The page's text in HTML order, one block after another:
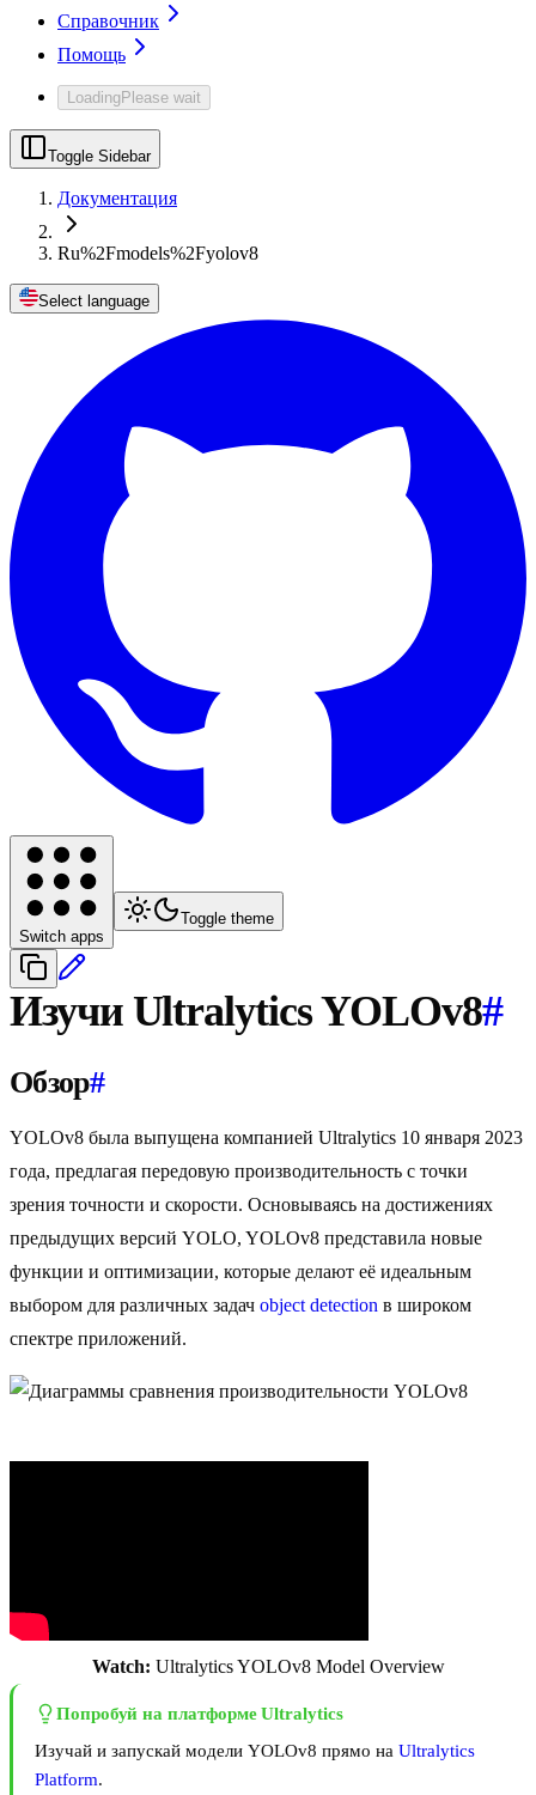
Справочник
Помощь
LoadingPlease wait
Toggle Sidebar
Документация
Ru%2Fmodels%2Fyolov8
Select language
Switch apps
Toggle theme
Изучи Ultralytics YOLOv8#
Обзор#
YOLOv8 была выпущена компанией Ultralytics 10 января 2023
года, предлагая передовую производительность с точки
зрения точности и скорости. Основываясь на достижениях
предыдущих версий YOLO, YOLOv8 представила новые
функции и оптимизации, которые делают её идеальным
выбором для различных задач object detection в широком
спектре приложений.
Watch: Ultralytics YOLOv8 Model Overview
Попробуй на платформе Ultralytics
Изучай и запускай модели YOLOv8 прямо на Ultralytics
Platform.